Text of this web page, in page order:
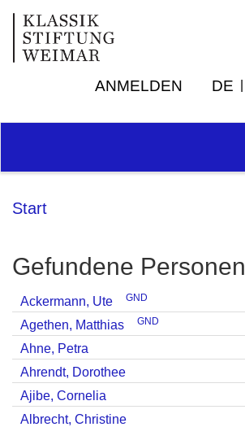
ANMELDEN DE
Start
Gefundene Personen
Ackermann, Ute GND
Agethen, Matthias GND
Ahne, Petra
Ahrendt, Dorothee
Ajibe, Cornelia
Albrecht, Christine